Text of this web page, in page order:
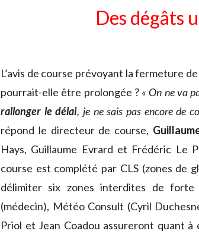
Des dégâts
L’avis de course prévoyant la fermeture
pourrait-elle être prolongée ? « On ne va
rallonger le délai, je ne sais pas encore de
répond le directeur de course,
Hays, Guillaume Evrard et Frédéric Le
course est complété par CLS (zones de
délimiter six zones interdites de forte
(médecin), Météo Consult (Cyril
Priol et Jean Coadou assureront quant